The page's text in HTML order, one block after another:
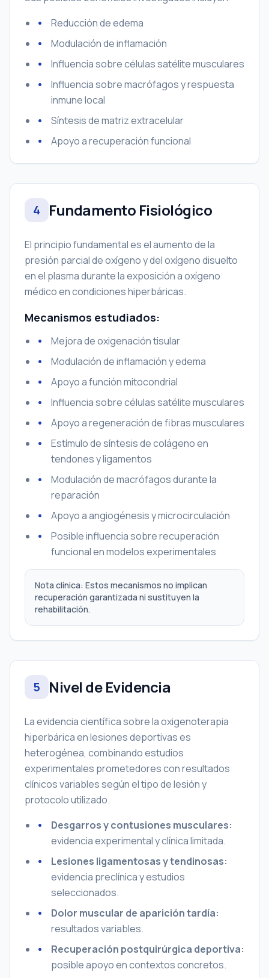
Reducción de edema
Modulación de inflamación
Influencia sobre células satélite musculares
Influencia sobre macrófagos y respuesta
inmune local
Síntesis de matriz extracelular
Apoyo a recuperación funcional
4 Fundamento Fisiológico
El principio fundamental es el aumento de la
presión parcial de oxígeno y del oxígeno disuelto
en el plasma durante la exposición a oxígeno
médico en condiciones hiperbáricas.
Mecanismos estudiados:
Mejora de oxigenación tisular
Modulación de inflamación y edema
Apoyo a función mitocondrial
Influencia sobre células satélite musculares
Apoyo a regeneración de fibras musculares
Estímulo de síntesis de colágeno en
tendones y ligamentos
Modulación de macrófagos durante la
reparación
Apoyo a angiogénesis y microcirculación
Posible influencia sobre recuperación
funcional en modelos experimentales
Nota clínica: Estos mecanismos no implican
recuperación garantizada ni sustituyen la
rehabilitación.
5 Nivel de Evidencia
La evidencia científica sobre la oxigenoterapia
hiperbárica en lesiones deportivas es
heterogénea, combinando estudios
experimentales prometedores con resultados
clínicos variables según el tipo de lesión y
protocolo utilizado.
Desgarros y contusiones musculares:
evidencia experimental y clínica limitada.
Lesiones ligamentosas y tendinosas:
evidencia preclínica y estudios
seleccionados.
Dolor muscular de aparición tardía:
resultados variables.
Recuperación postquirúrgica deportiva:
posible apoyo en contextos concretos.